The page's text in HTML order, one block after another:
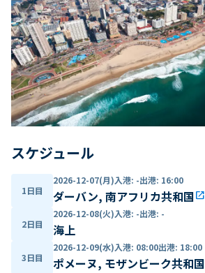
スケジュール
1日目
2026-12-07(月)入港: -出港: 16:00
ダーバン, 南アフリカ共和国open_in_new
2日目
2026-12-08(火)入港: -出港: -
海上
3日目
2026-12-09(水)入港: 08:00出港: 18:00
ポメーヌ, モザンビーク共和国